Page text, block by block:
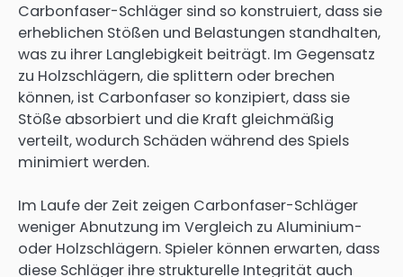
Carbonfaser-Schläger sind so konstruiert, dass sie
erheblichen Stößen und Belastungen standhalten,
was zu ihrer Langlebigkeit beiträgt. Im Gegensatz
zu Holzschlägern, die splittern oder brechen
können, ist Carbonfaser so konzipiert, dass sie
Stöße absorbiert und die Kraft gleichmäßig
verteilt, wodurch Schäden während des Spiels
minimiert werden.
Im Laufe der Zeit zeigen Carbonfaser-Schläger
weniger Abnutzung im Vergleich zu Aluminium-
oder Holzschlägern. Spieler können erwarten, dass
diese Schläger ihre strukturelle Integrität auch